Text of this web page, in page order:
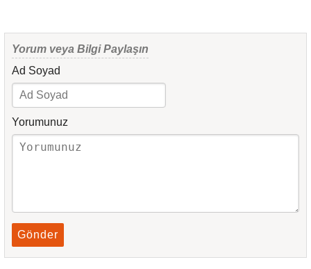
Yorum veya Bilgi Paylaşın
Ad Soyad
Yorumunuz
Gönder